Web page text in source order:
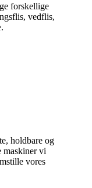
forskellige
vedflis,
holdbare og
vi
vores